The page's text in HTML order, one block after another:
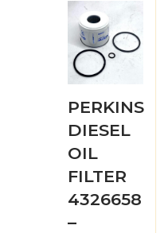
PERKINS
DIESEL
OIL
FILTER
4326658
–